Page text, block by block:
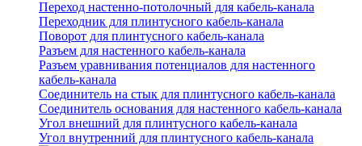
Переход настенно-потолочный для кабель-канала
Переходник для плинтусного кабель-канала
Поворот для плинтусного кабель-канала
Разъем для настенного кабель-канала
Разъем уравнивания потенциалов для настенного
кабель-канала
Соединитель на стык для плинтусного кабель-канала
Соединитель основания для настенного кабель-канала
Угол внешний для плинтусного кабель-канала
Угол внутренний для плинтусного кабель-канала